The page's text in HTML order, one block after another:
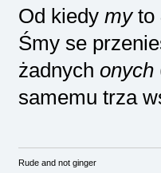
Od kiedy myto
Śmy se
żadnych onych
samemu trza
Rude and not ginger